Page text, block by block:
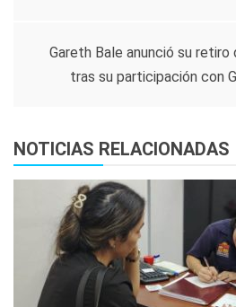
entradas
Gareth Bale anunció su
tras su participación con
NOTICIAS RELACIONADAS